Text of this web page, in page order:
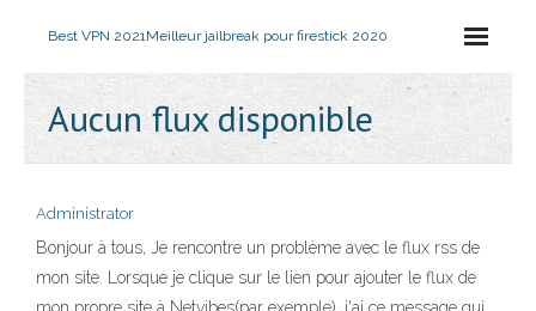
Best VPN 2021Meilleur jailbreak pour firestick 2020
Aucun flux disponible
Administrator
Bonjour à tous, Je rencontre un problème avec le flux rss de
mon site. Lorsque je clique sur le lien pour ajouter le flux de